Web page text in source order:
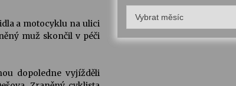
a motocyklu na ulici
muž skončil v péči
dopoledne vyjížděli
archiv